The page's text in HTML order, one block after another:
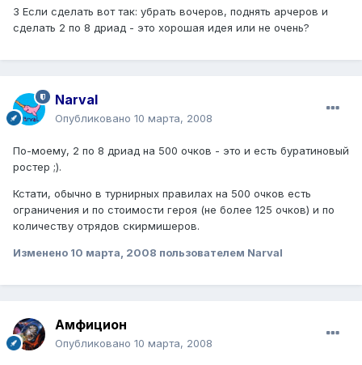
3 Если сделать вот так: убрать вочеров, поднять арчеров и
сделать 2 по 8 дриад - это хорошая идея или не очень?
Narval
Опубликовано 10 марта, 2008
По-моему, 2 по 8 дриад на 500 очков - это и есть буратиновый
ростер ;).
Кстати, обычно в турнирных правилах на 500 очков есть
ограничения и по стоимости героя (не более 125 очков) и по
количеству отрядов скирмишеров.
Изменено 10 марта, 2008 пользователем Narval
Амфицион
Опубликовано 10 марта, 2008